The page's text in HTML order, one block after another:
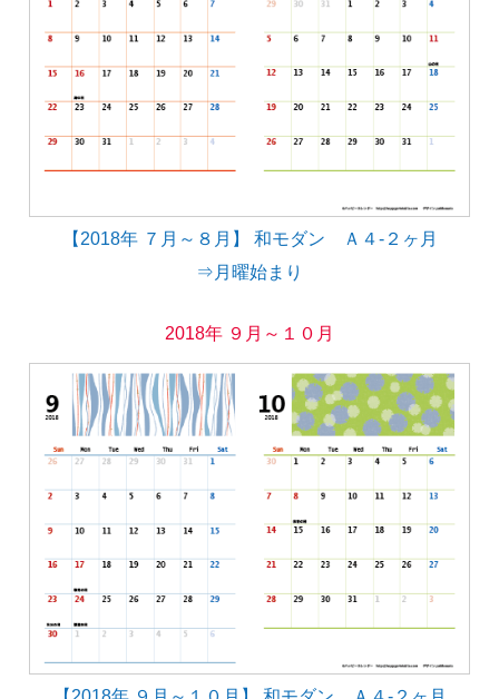
【2018年 ７月～８月】 和モダン Ａ４-２ヶ月
⇒月曜始まり
2018年 ９月～１０月